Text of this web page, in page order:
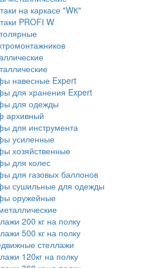
на каркасе "WК"
PROFI W
навесные Expert
для хранения Expert
для одежды
архивный
для инструмента
усиленные
хозяйственные
для колес
для газовых баллонов
сушильные для одежды
оружейные
200 кг на полку
500 кг на полку
стеллажи
120кг на полку